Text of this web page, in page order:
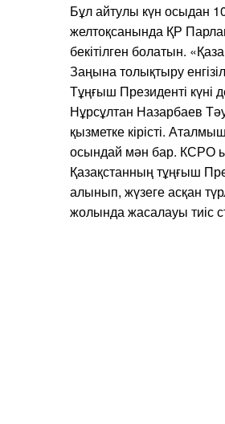
Бұл айтулы күн осыдан
желтоқсанында ҚР
бекітілген болатын.
Заңына толықтыру
Тұңғыш Президенті күні
Нұрсұлтан Назарбаев
қызметке кірісті.
осындай мән бар. КСРО
Қазақстанның тұңғыш
алынып, жүзеге асқан
жолында жасалауы тиіс